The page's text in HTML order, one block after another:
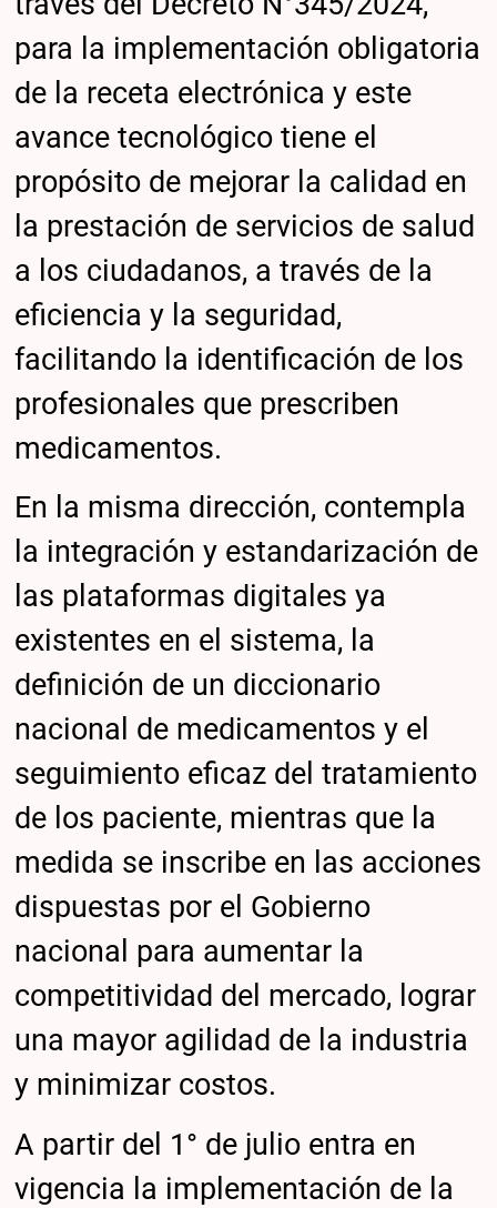
para la implementación obligatoria
de la receta electrónica y este
avance tecnológico tiene el
propósito de mejorar la calidad en
la prestación de servicios de salud
a los ciudadanos, a través de la
eficiencia y la seguridad,
facilitando la identificación de los
profesionales que prescriben
medicamentos.
En la misma dirección, contempla
la integración y estandarización de
las plataformas digitales ya
existentes en el sistema, la
definición de un diccionario
nacional de medicamentos y el
seguimiento eficaz del tratamiento
de los paciente, mientras que la
medida se inscribe en las acciones
dispuestas por el Gobierno
nacional para aumentar la
competitividad del mercado, lograr
una mayor agilidad de la industria
y minimizar costos.
A partir del 1° de julio entra en
vigencia la implementación de la